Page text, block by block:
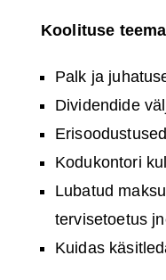
Koolituse
Palk ja
Dividendide
Kodukontori
Lubatud
tervisetoetus
Kuidas